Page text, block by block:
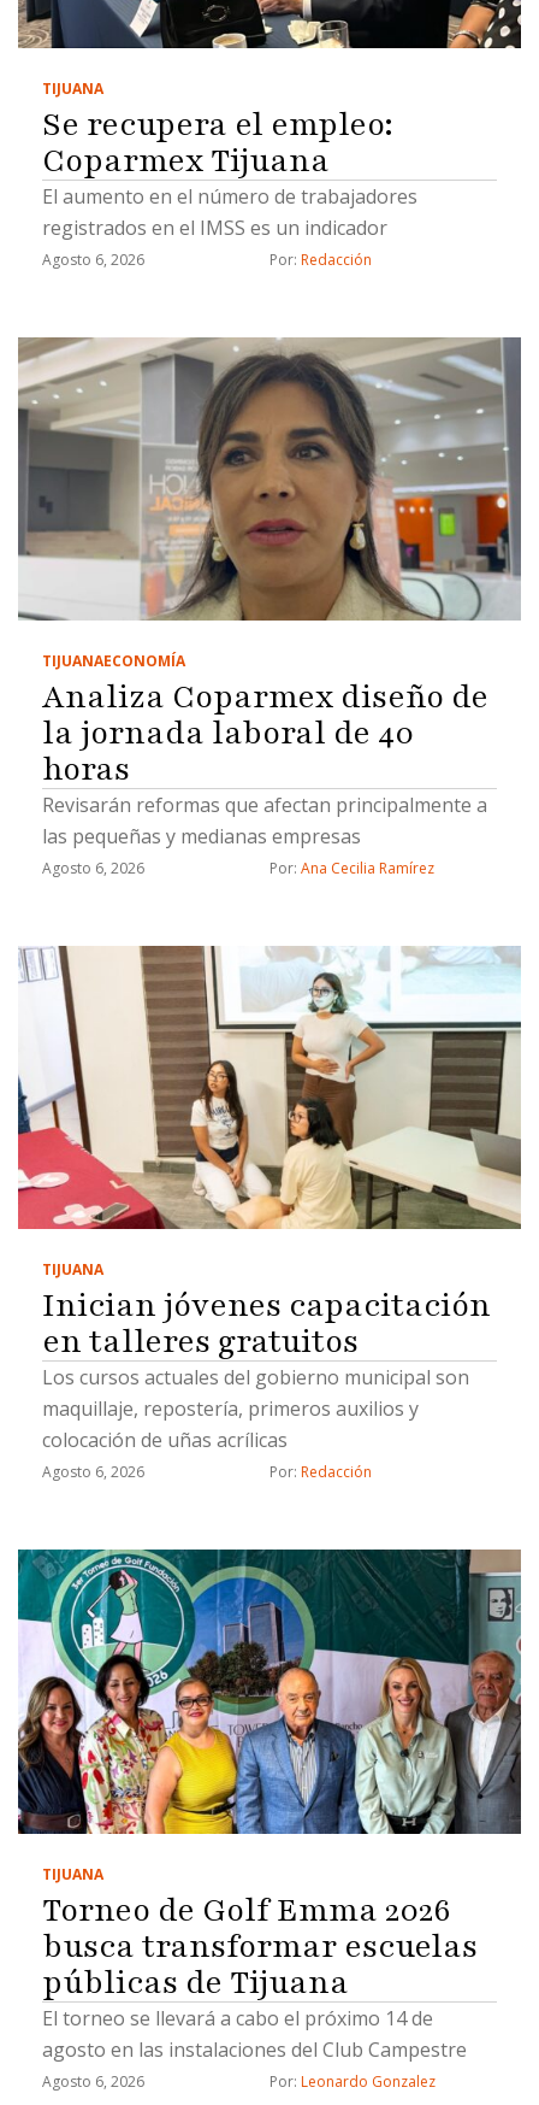
TIJUANA
Se recupera el empleo:
Coparmex Tijuana
El aumento en el número de trabajadores
registrados en el IMSS es un indicador
Agosto 6, 2026 Por: Redacción
TIJUANAECONOMÍA
Analiza Coparmex diseño de
la jornada laboral de 40
horas
Revisarán reformas que afectan principalmente a
las pequeñas y medianas empresas
Agosto 6, 2026 Por: Ana Cecilia Ramírez
TIJUANA
Inician jóvenes capacitación
en talleres gratuitos
Los cursos actuales del gobierno municipal son
maquillaje, repostería, primeros auxilios y
colocación de uñas acrílicas
Agosto 6, 2026 Por: Redacción
TIJUANA
Torneo de Golf Emma 2026
busca transformar escuelas
públicas de Tijuana
El torneo se llevará a cabo el próximo 14 de
agosto en las instalaciones del Club Campestre
Agosto 6, 2026 Por: Leonardo Gonzalez